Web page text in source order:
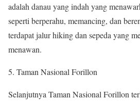
adalah danau yang indah yang
seperti berperahu, memancing, dan
terdapat jalur hiking dan sepeda yang
menawan.
5. Taman Nasional Forillon
Selanjutnya Taman Nasional Forillon